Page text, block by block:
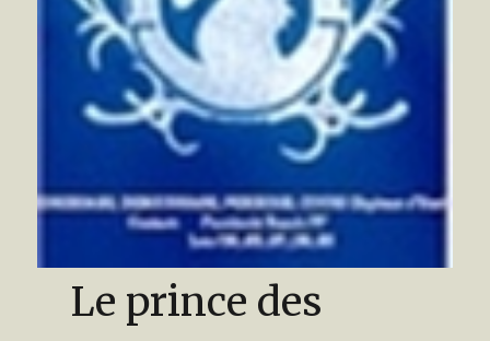
Le prince des